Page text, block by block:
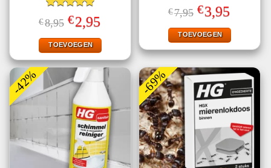
Gewaardeerd
5.00uit 5
€8,95 Oorspronkelijke
prijs
was:
€8,95.
€2,95
is:
€2,95.
TOEVOEGEN
Gewaardeerd
5.00uit 5
€7,95 Oorspronkelijke
prijs
was:
€7,95.
€3,95
is:
€3,95.
TOEVOEGEN
-42% -69%